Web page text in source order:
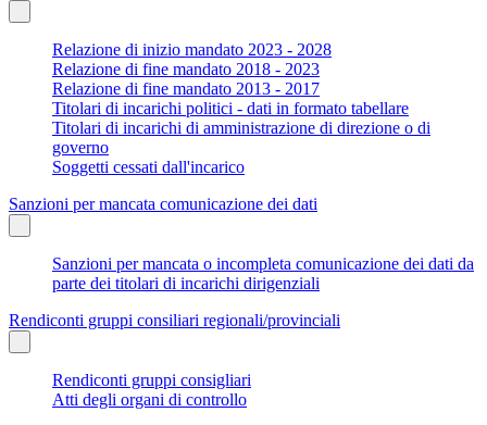
Relazione di inizio mandato 2023 - 2028
Relazione di fine mandato 2018 - 2023
Relazione di fine mandato 2013 - 2017
Titolari di incarichi politici - dati in formato tabellare
Titolari di incarichi di amministrazione di direzione o di
governo
Soggetti cessati dall'incarico
Sanzioni per mancata comunicazione dei dati
Sanzioni per mancata o incompleta comunicazione dei dati da
parte dei titolari di incarichi dirigenziali
Rendiconti gruppi consiliari regionali/provinciali
Rendiconti gruppi consigliari
Atti degli organi di controllo